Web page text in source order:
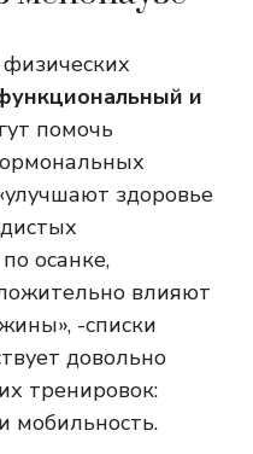
и
помочь
здоровье
осанке,
влияют
-списки
довольно
тренировок:
и мобильность.